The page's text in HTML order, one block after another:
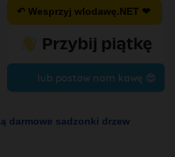
↶ Wesprzyj wlodawę.NET ❤
lub postaw nam kawę 😍
darmowe sadzonki drzew